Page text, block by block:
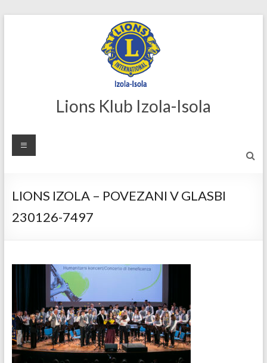
Lions Klub Izola-Isola
LIONS IZOLA – POVEZANI V GLASBI
230126-7497